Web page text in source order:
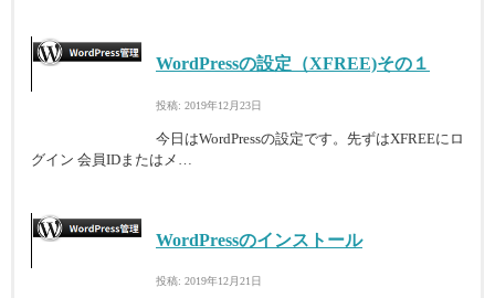
WordPressの設定（XFREE)その１
投稿: 2019年12月23日
今日はWordPressの設定です。先ずはXFREEにロ
グイン 会員IDまたはメ…
WordPressのインストール
投稿: 2019年12月21日